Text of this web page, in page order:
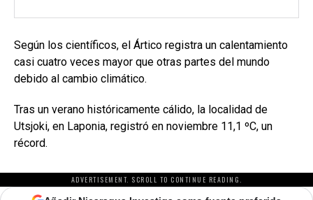
Según los científicos, el Ártico registra un calentamiento
casi cuatro veces mayor que otras partes del mundo
debido al cambio climático.
Tras un verano históricamente cálido, la localidad de
Utsjoki, en Laponia, registró en noviembre 11,1 ºC, un
récord.
ADVERTISEMENT. SCROLL TO CONTINUE READING.